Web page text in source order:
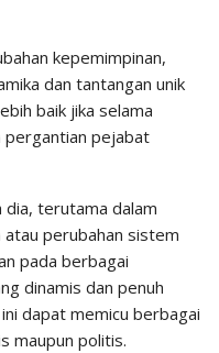
kepemimpinan,
dan tantangan unik
baik jika selama
pergantian pejabat
dia, terutama dalam
perubahan sistem
pada berbagai
dinamis dan penuh
dapat memicu berbagai
maupun politis.